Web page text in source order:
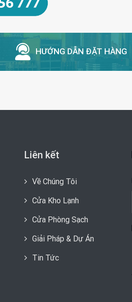
HƯỚNG DẪN ĐẶT HÀNG
Liên kết
Về Chúng Tôi
Cửa Kho Lạnh
Cửa Phòng Sạch
Giải Pháp & Dự Án
Tin Tức